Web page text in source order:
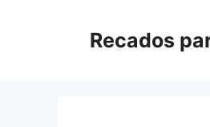
Recados